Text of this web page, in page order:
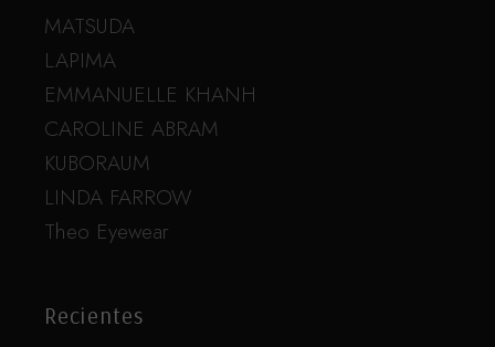
MATSUDA
LAPIMA
EMMANUELLE KHANH
CAROLINE ABRAM
KUBORAUM
LINDA FARROW
Theo Eyewear
Recientes